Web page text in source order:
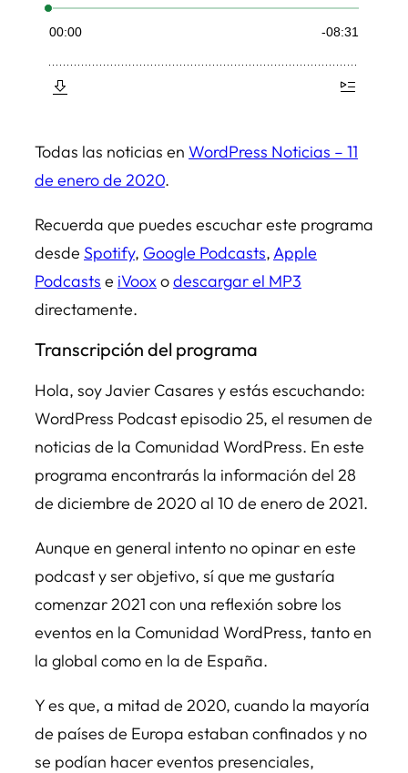
Todas las noticias en WordPress Noticias – 11
de enero de 2020.
Recuerda que puedes escuchar este programa
desde Spotify, Google Podcasts,Apple
Podcasts e iVooxodescargar el MP3
directamente.
Transcripción del programa
Hola, soy Javier Casares y estás escuchando:
WordPress Podcast episodio 25, el resumen de
noticias de la Comunidad WordPress. En este
programa encontrarás la información del 28
de diciembre de 2020 al 10 de enero de 2021.
Aunque en general intento no opinar en este
podcast y ser objetivo, sí que me gustaría
comenzar 2021 con una reflexión sobre los
eventos en la Comunidad WordPress, tanto en
la global como en la de España.
Y es que, a mitad de 2020, cuando la mayoría
de países de Europa estaban confinados y no
se podían hacer eventos presenciales,